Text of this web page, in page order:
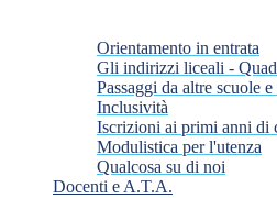
Orientamento in entrata
Gli indirizzi liceali -
Passaggi da altre scuole
Inclusività
Iscrizioni ai primi anni di
Modulistica per l'utenza
Qualcosa su di noi
Docenti e A.T.A.